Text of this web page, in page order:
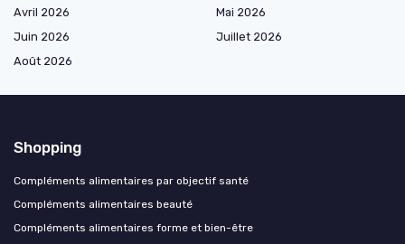
Avril 2026
Mai 2026
Juin 2026
Juillet 2026
Août 2026
Shopping
Compléments alimentaires par objectif santé
Compléments alimentaires beauté
Compléments alimentaires forme et bien-être